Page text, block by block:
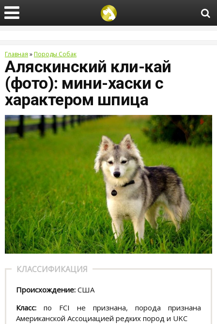
Главная »Породы Собак
Аляскинский кли-кай
(фото): мини-хаски с
характером шпица
КЛАССИФИКАЦИЯ
Происхождение: США
Класс: по FCI не признана, порода признана
Американской Ассоциацией редких пород и UKC